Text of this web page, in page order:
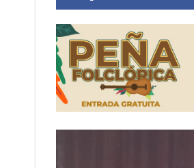
Vuelve el